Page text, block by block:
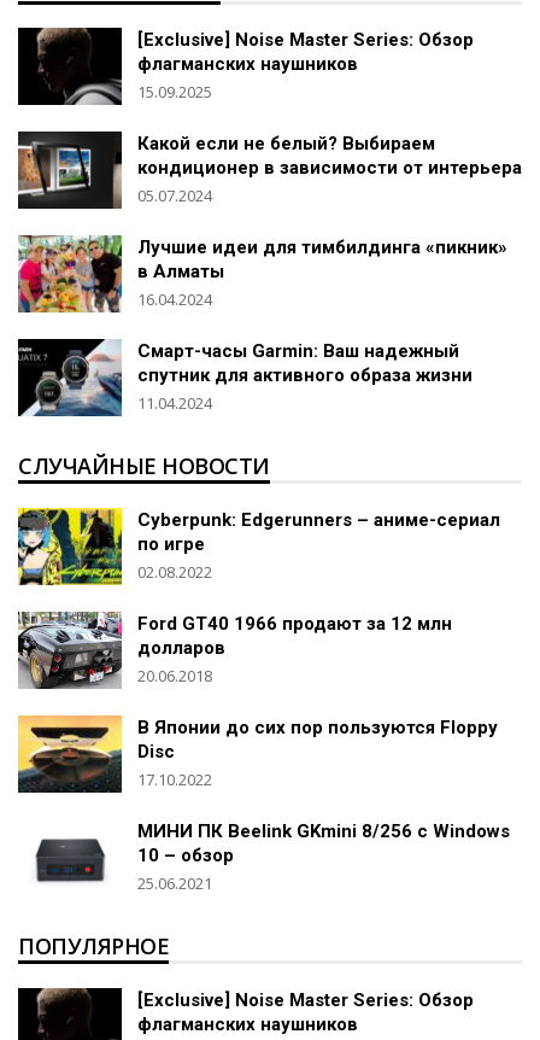
[Exclusive] Noise Master Series: Обзор
флагманских наушников
15.09.2025
Какой если не белый? Выбираем
кондиционер в зависимости от интерьера
05.07.2024
Лучшие идеи для тимбилдинга «пикник»
в Алматы
16.04.2024
Смарт-часы Garmin: Ваш надежный
спутник для активного образа жизни
11.04.2024
СЛУЧАЙНЫЕ НОВОСТИ
Cyberpunk: Edgerunners – аниме-сериал
по игре
02.08.2022
Ford GT40 1966 продают за 12 млн
долларов
20.06.2018
В Японии до сих пор пользуются Floppy
Disc
17.10.2022
МИНИ ПК Beelink GKmini 8/256 c Windows
10 – обзор
25.06.2021
ПОПУЛЯРНОЕ
[Exclusive] Noise Master Series: Обзор
флагманских наушников